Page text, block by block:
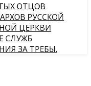
ОТЦОВ
РУССКОЙ
ЦЕРКВИ
СЛУЖБ
ЗА ТРЕБЫ.